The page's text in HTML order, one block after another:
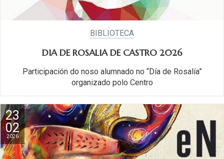
BIBLIOTECA
DIA DE ROSALIA DE CASTRO 2026
Participación do noso alumnado no “Día de Rosalía”
organizado polo Centro
23
02
2026